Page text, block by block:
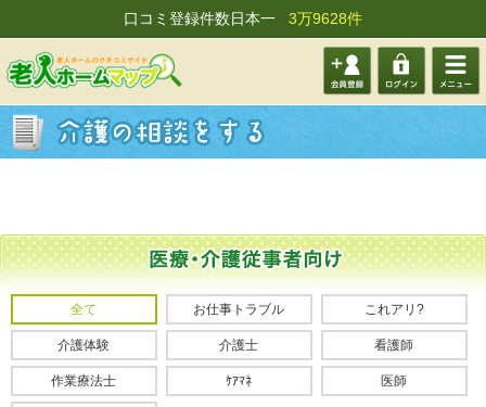
口コミ登録件数日本一 3万9628件
会員登 ログイ メニュ
全て お仕事トラブル これアリ?
介護体験 介護士 看護師
作業療法士 ｹｱﾏﾈ 医師